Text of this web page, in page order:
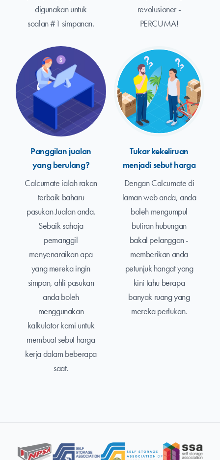
digunakan untuk
soalan #1 simpanan.
revolusioner -
PERCUMA!
Panggilan jualan
yang berulang?
Calcumate ialah rakan
terbaik baharu
pasukan Jualan anda.
Sebaik sahaja
pemanggil
menyenaraikan apa
yang mereka ingin
simpan, ahli pasukan
anda boleh
menggunakan
kalkulator kami untuk
membuat sebut harga
kerja dalam beberapa
saat.
Tukar kekeliruan
menjadi sebut harga
Dengan Calcumate di
laman web anda, anda
boleh mengumpul
butiran hubungan
bakal pelanggan -
memberikan anda
petunjuk hangat yang
kini tahu berapa
banyak ruang yang
mereka perlukan.